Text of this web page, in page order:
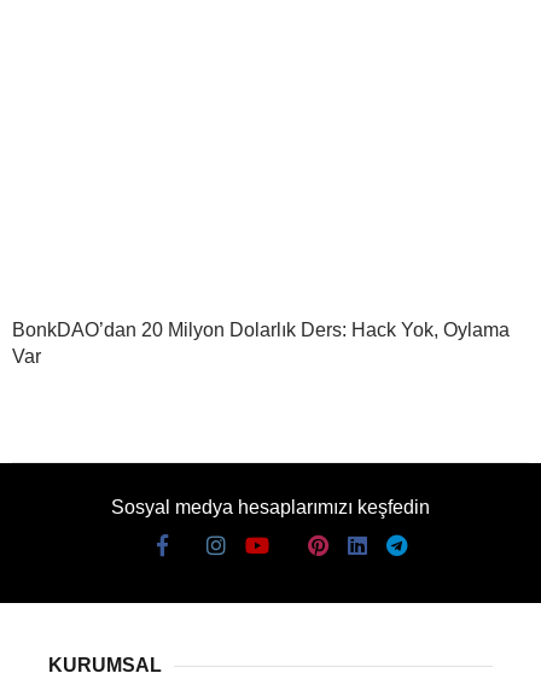
BonkDAO’dan 20 Milyon Dolarlık Ders: Hack Yok, Oylama
Var
Sosyal medya hesaplarımızı keşfedin
KURUMSAL